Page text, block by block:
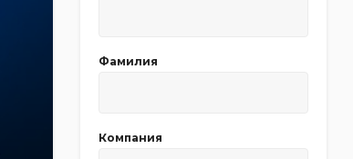
Фамилия
Компания